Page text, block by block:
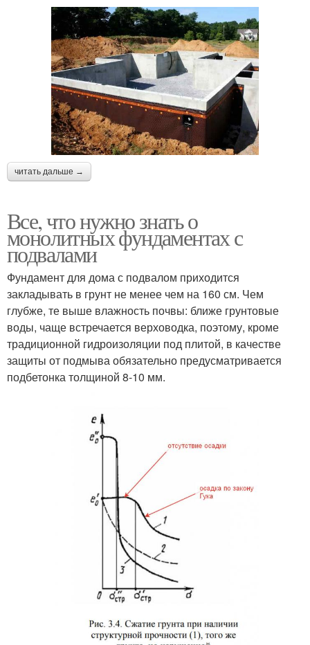
читать дальше →
Все, что нужно знать о
монолитных фундаментах с
подвалами
Фундамент для дома с подвалом приходится
закладывать в грунт не менее чем на 160 см. Чем
глубже, те выше влажность почвы: ближе грунтовые
воды, чаще встречается верховодка, поэтому, кроме
традиционной гидроизоляции под плитой, в качестве
защиты от подмыва обязательно предусматривается
подбетонка толщиной 8-10 мм.